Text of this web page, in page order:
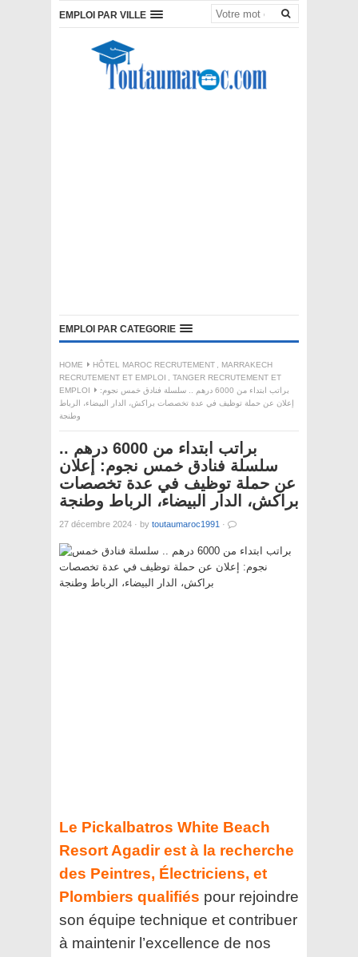
EMPLOI PAR VILLE
EMPLOI PAR CATEGORIE
HOME HÔTEL MAROC RECRUTEMENT , MARRAKECH
RECRUTEMENT ET EMPLOI , TANGER RECRUTEMENT ET
EMPLOI
براتب ابتداء من 6000 درهم .. سلسلة فنادق خمس نجوم:
إعلان عن حملة توظيف في عدة تخصصات براكش، الدار البيضاء، الرباط
وطنجة
براتب ابتداء من 6000 درهم ..
سلسلة فنادق خمس نجوم: إعلان
عن حملة توظيف في عدة تخصصات
براكش، الدار البيضاء، الرباط وطنجة
27 décembre 2024 · by toutaumaroc1991 ·
Le Pickalbatros White Beach
Resort Agadir est à la recherche
des Peintres, Électriciens, et
Plombiers qualifiés pour rejoindre
son équipe technique et contribuer
à maintenir l’excellence de nos